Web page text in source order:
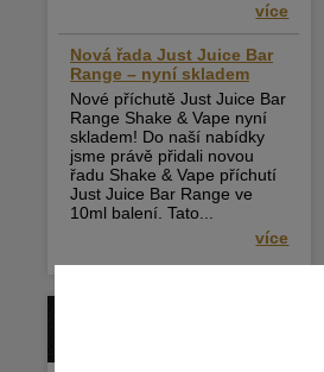
více
Nová řada Just Juice Bar
Range – nyní skladem
Nové příchutě Just Juice Bar
Range Shake & Vape nyní
skladem! Do naší nabídky
jsme právě přidali novou
řadu Shake & Vape příchutí
Just Juice Bar Range ve
10ml balení. Tato...
více